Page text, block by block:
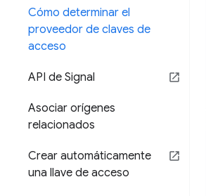
Cómo determinar el
proveedor de claves de
acceso
API de Signal
Asociar orígenes
relacionados
Crear automáticamente
una llave de acceso